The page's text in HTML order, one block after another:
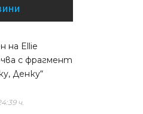
на Ellie
с фрагмент
Денку“
ч.